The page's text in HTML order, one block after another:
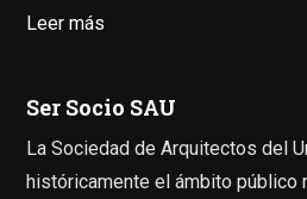
Leer más
Ser Socio SAU
La Sociedad de Arquitectos del
históricamente el ámbito público